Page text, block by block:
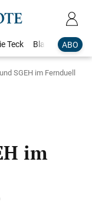
ABO
Teck Blaulicht
SGEH im Fernduell
im